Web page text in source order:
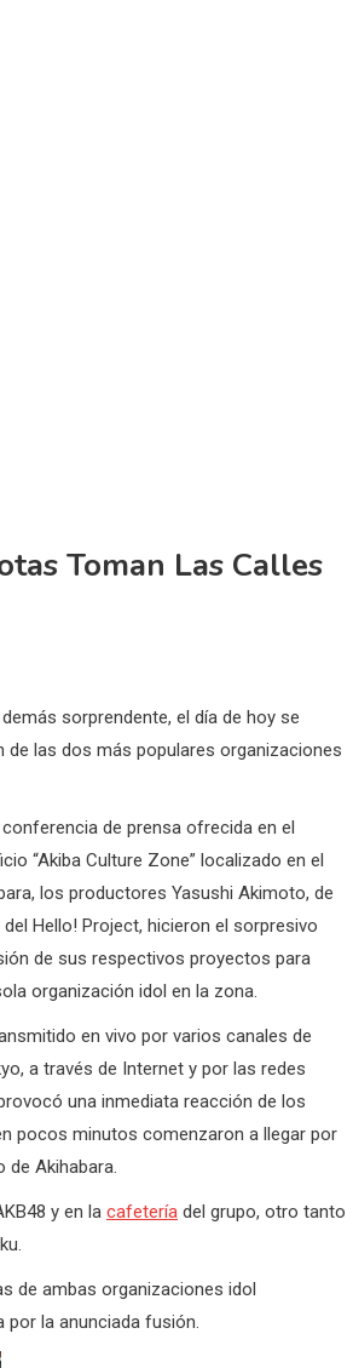
Toman Las Calles
sorprendente, el día de hoy se
de las dos más populares organizaciones
de prensa ofrecida en el
“Akiba Culture Zone” localizado en el
los productores Yasushi Akimoto, de
del Hello! Project, hicieron el sorpresivo
de sus respectivos proyectos para
organización idol en la zona.
en vivo por varios canales de
a través de Internet y por las redes
una inmediata reacción de los
pocos minutos comenzaron a llegar por
de Akihabara.
y en la cafetería del grupo, otro tanto
de ambas organizaciones idol
la anunciada fusión.